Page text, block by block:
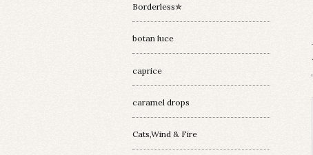
Borderless✯
botan luce
caprice
caramel drops
Cats,Wind & Fire